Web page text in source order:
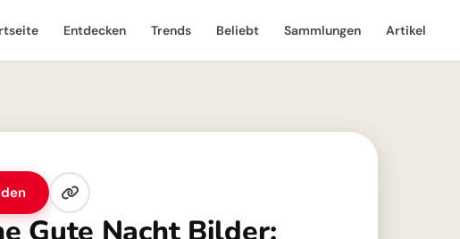
Entdecken Trends Beliebt Sammlungen Artikel